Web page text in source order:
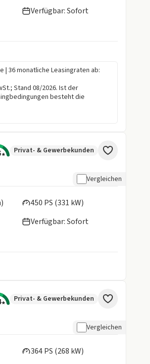
Verfügbar: Sofort
| 36 monatliche Leasingraten ab:
Stand 08/2026. Ist der
besteht die
Privat- & Gewerbekunden
Vergleichen
450 PS (331 kW)
Verfügbar: Sofort
Privat- & Gewerbekunden
Vergleichen
364 PS (268 kW)